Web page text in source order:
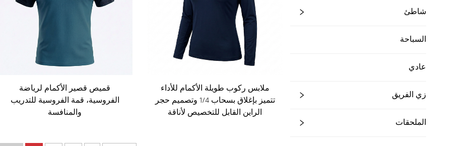
شاطئ
السباحة
عادي
زي الفريق
الملحقات
ملابس ركوب طويلة الأكمام للأداء
تتميز بإغلاق بسحاب 1/4 وتصميم حجر
الراين القابل للتخصيص لأناقة
قميص قصير الأكمام لرياضة
الفروسية، قمة الفروسية للتدريب
والمنافسة